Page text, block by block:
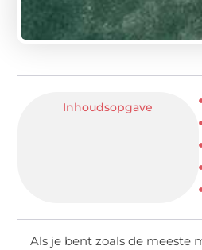
Inhoudsopgave
Als je bent zoals de meeste